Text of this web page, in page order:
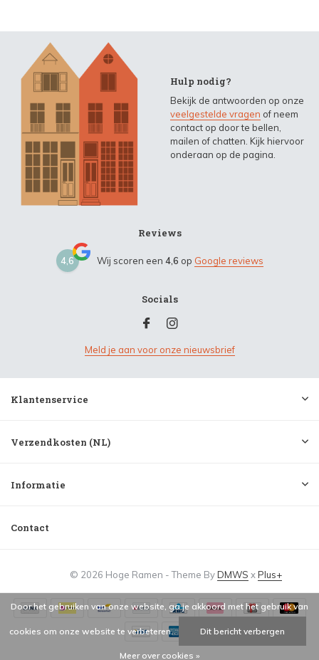
Hulp nodig?
Bekijk de antwoorden op onze
veelgestelde vragen of neem
contact op door te bellen,
mailen of chatten. Kijk hiervoor
onderaan op de pagina.
Reviews
4,6 Wij scoren een 4,6 op Google reviews
Socials
Meld je aan voor onze nieuwsbrief
Klantenservice
Verzendkosten (NL)
Informatie
Contact
© 2026 Hoge Ramen - Theme ByDMWS xPlus+
Door het gebruiken van onze website, ga je akkoord met het gebruik van
cookies om onze website te verbeteren. Dit bericht verbergen
Meer over cookies »